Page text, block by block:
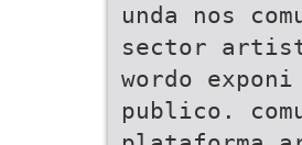
unda nos
sector
wordo
publico.